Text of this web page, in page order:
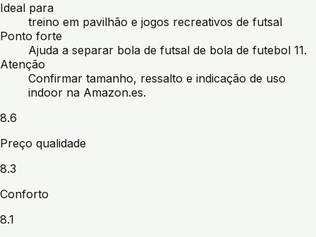
Ideal para
treino em pavilhão e jogos recreativos de futsal
Ponto forte
Ajuda a separar bola de futsal de bola de futebol 11.
Atenção
Confirmar tamanho, ressalto e indicação de uso
indoor na Amazon.es.
8.6
Preço qualidade
8.3
Conforto
8.1